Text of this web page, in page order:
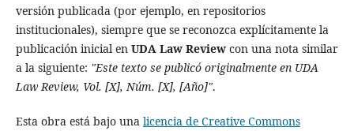
versión publicada (por ejemplo, en repositorios
institucionales), siempre que se reconozca explícitamente la
publicación inicial en UDA Law Reviewcon una nota similar
a la siguiente: "Este texto se publicó originalmente en UDA
Law Review, Vol. [X], Núm. [X], [Año]".
Esta obra está bajo una licencia de Creative Commons